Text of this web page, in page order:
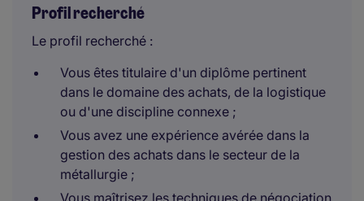
Profil recherché
Le profil recherché :
Vous êtes titulaire d'un diplôme pertinent
dans le domaine des achats, de la logistique
ou d'une discipline connexe ;
Vous avez une expérience avérée dans la
gestion des achats dans le secteur de la
métallurgie ;
Vous maîtrisez les techniques de négociation